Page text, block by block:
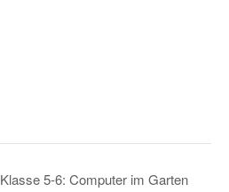
Klasse 5-6: Computer im Garten